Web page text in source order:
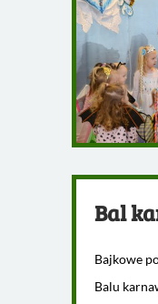
Bal
Bajkowe
Balu